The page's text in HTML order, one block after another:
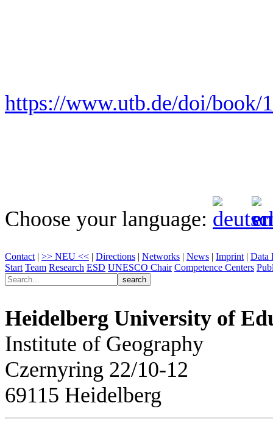
https://www.utb.de/doi/book/
Choose your language:
Contact | >> NEU << | Directions | Networks | News | Imprint | Data
Start Team Research ESD UNESCO Chair Competence Centers
Heidelberg University of
Institute of Geography
Czernyring 22/10-12
69115 Heidelberg